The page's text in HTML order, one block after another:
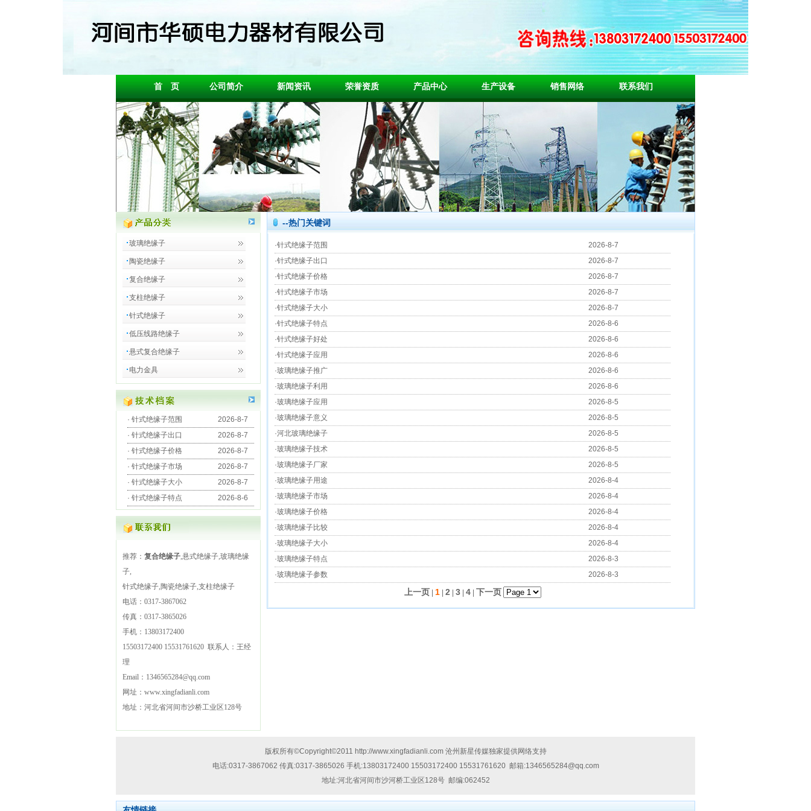
首 页 公司简介 新闻资讯 荣誉资质 产品中心 生产设备 销售网络 联系我们
玻璃绝缘子
陶瓷绝缘子
复合绝缘子
支柱绝缘子
针式绝缘子
低压线路绝缘子
悬式复合绝缘子
电力金具
· 针式绝缘子范围
2026-8-7
· 针式绝缘子出口
2026-8-7
· 针式绝缘子价格
2026-8-7
· 针式绝缘子市场
2026-8-7
· 针式绝缘子大小
2026-8-7
· 针式绝缘子特点 2026-8-6
推荐： 复合绝缘子,悬式绝缘子,玻璃绝缘
子,
针式绝缘子,陶瓷绝缘子,支柱绝缘子
电话： 0317-3867062
传真： 0317-3865026
手机： 13803172400
15503172400 15531761620 联系人：王经
理
Email： 1346565284@qq.com
网址： www.xingfadianli.com
地址： 河北省河间市沙桥工业区128号
--热门关键词
·针式绝缘子范围
2026-8-7
·针式绝缘子出口
2026-8-7
·针式绝缘子价格
2026-8-7
·针式绝缘子市场
2026-8-7
·针式绝缘子大小
2026-8-7
·针式绝缘子特点
2026-8-6
·针式绝缘子好处
2026-8-6
·针式绝缘子应用
2026-8-6
·玻璃绝缘子推广
2026-8-6
·玻璃绝缘子利用
2026-8-6
·玻璃绝缘子应用
2026-8-5
·玻璃绝缘子意义
2026-8-5
·河北玻璃绝缘子
2026-8-5
·玻璃绝缘子技术
2026-8-5
·玻璃绝缘子厂家
2026-8-5
·玻璃绝缘子用途
2026-8-4
·玻璃绝缘子市场
2026-8-4
·玻璃绝缘子价格
2026-8-4
·玻璃绝缘子比较
2026-8-4
·玻璃绝缘子大小
2026-8-4
·玻璃绝缘子特点
2026-8-3
·玻璃绝缘子参数 2026-8-3
上一页 1| 2| 3| 4| 下一页
版权所有©Copyright©2011 http://www.xingfadianli.com 沧州新星传媒独家提供网络支持
电话:0317-3867062 传真:0317-3865026 手机:13803172400 15503172400 15531761620邮箱:1346565284@qq.com
地址:河北省河间市沙河桥工业区128号邮编:062452